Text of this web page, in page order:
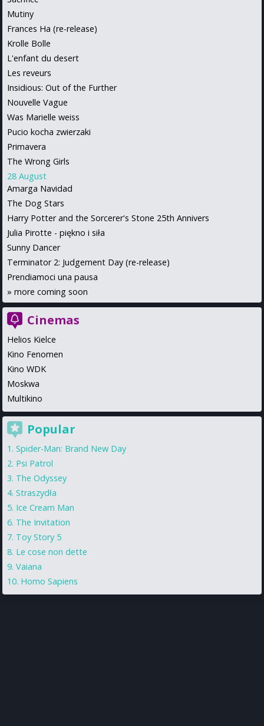
Mutiny
Frances Ha (re-release)
Krolle Bolle
L'enfant du desert
Les reveurs
Insidious: Out of the Further
Nouvelle Vague
Was Marielle weiss
Pucio kocha zwierzaki
Primavera
The Wrong Girls
28 August
Amarga Navidad
The Dog Stars
Harry Potter and the Sorcerer's Stone 25th Annivers
Julia Pirotte - piękno i siła
Sunny Dancer
Terminator 2: Judgement Day (re-release)
Prendiamoci una pausa
» more coming soon
Cinemas
Helios Kielce
Kino Fenomen
Kino WDK
Moskwa
Multikino
Popular
Spider-Man: Brand New Day
Psi Patrol
The Odyssey
Straszydła
Ice Cream Man
The Invitation
Toy Story 5
Le cose non dette
Vaiana
Homo Sapiens